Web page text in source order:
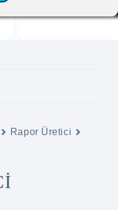
Rapor Üretici